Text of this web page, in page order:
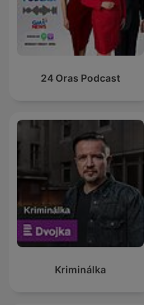
24 Oras Podcast
Kriminálka